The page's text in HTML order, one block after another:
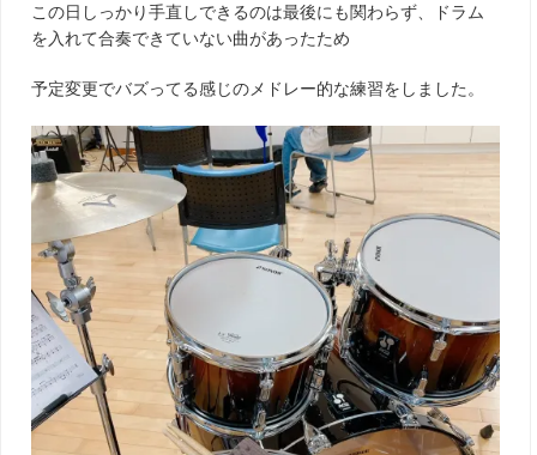
この日しっかり手直しできるのは最後にも関わらず、ドラム
を入れて合奏できていない曲があったため
予定変更でバズってる感じのメドレー的な練習をしました。